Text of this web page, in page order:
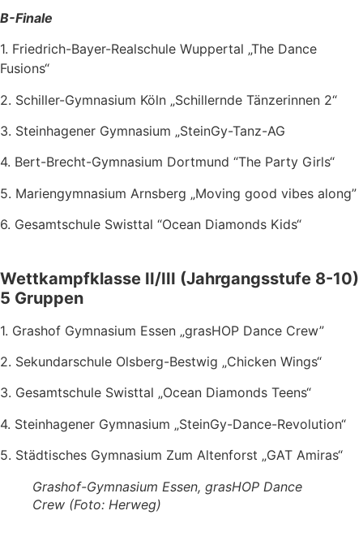
B-Finale
1. Friedrich-Bayer-Realschule Wuppertal „The Dance
Fusions“
2. Schiller-Gymnasium Köln „Schillernde Tänzerinnen 2“
3. Steinhagener Gymnasium „SteinGy-Tanz-AG
4. Bert-Brecht-Gymnasium Dortmund “The Party Girls“
5. Mariengymnasium Arnsberg „Moving good vibes along”
6. Gesamtschule Swisttal “Ocean Diamonds Kids“
Wettkampfklasse II/III (Jahrgangsstufe 8-10)
5 Gruppen
1. Grashof Gymnasium Essen „grasHOP Dance Crew”
2. Sekundarschule Olsberg-Bestwig „Chicken Wings“
3. Gesamtschule Swisttal „Ocean Diamonds Teens“
4. Steinhagener Gymnasium „SteinGy-Dance-Revolution“
5. Städtisches Gymnasium Zum Altenforst „GAT Amiras“
Grashof-Gymnasium Essen, grasHOP Dance
Crew (Foto: Herweg)